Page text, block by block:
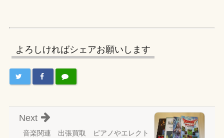
よろしければシェアお願いします
音楽関連 出張買取 ピアノやエレクト
Next